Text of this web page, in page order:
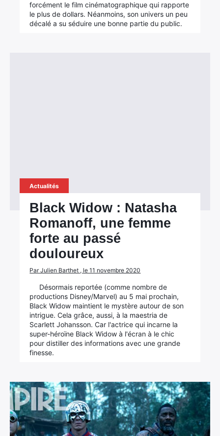
forcément le film cinématographique qui rapporte
le plus de dollars. Néanmoins, son univers un peu
décalé a su séduire une bonne partie du public.
Actualités
Black Widow : Natasha
Romanoff, une femme
forte au passé
douloureux
Par Julien Barthet , le 11 novembre 2020
Désormais reportée (comme nombre de
productions Disney/Marvel) au 5 mai prochain,
Black Widow maintient le mystère autour de son
intrigue. Cela grâce, aussi, à la maestria de
Scarlett Johansson. Car l'actrice qui incarne la
super-héroïne Black Widow à l'écran à le chic
pour distiller des informations avec une grande
finesse.
×